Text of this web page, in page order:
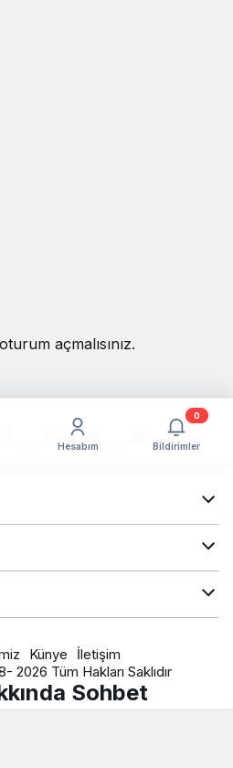
oturum açmalısınız.
Hesabım Bildirimler
0
Künye
İletişim
Tüm Hakları Saklıdır
Sohbet